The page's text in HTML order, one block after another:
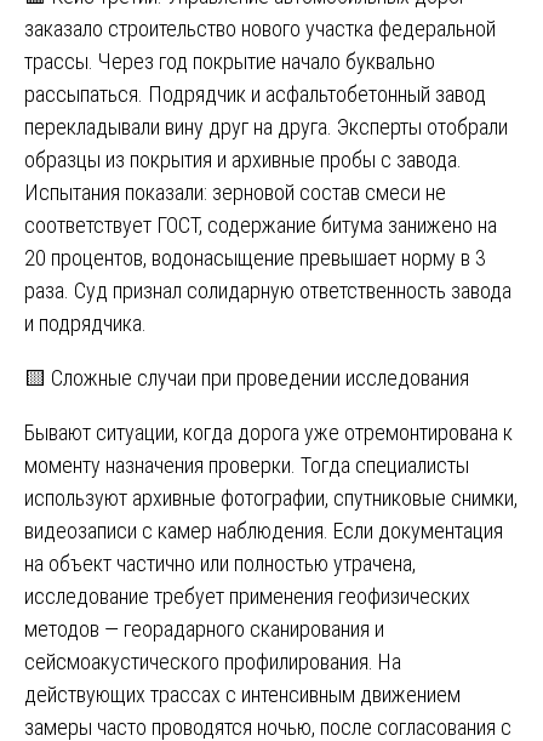
заказало строительство нового участка федеральной
трассы. Через год покрытие начало буквально
рассыпаться. Подрядчик и асфальтобетонный завод
перекладывали вину друг на друга. Эксперты отобрали
образцы из покрытия и архивные пробы с завода.
Испытания показали: зерновой состав смеси не
соответствует ГОСТ, содержание битума занижено на
20 процентов, водонасыщение превышает норму в 3
раза. Суд признал солидарную ответственность завода
и подрядчика.
🟨 Сложные случаи при проведении исследования
Бывают ситуации, когда дорога уже отремонтирована к
моменту назначения проверки. Тогда специалисты
используют архивные фотографии, спутниковые снимки,
видеозаписи с камер наблюдения. Если документация
на объект частично или полностью утрачена,
исследование требует применения геофизических
методов — георадарного сканирования и
сейсмоакустического профилирования. На
действующих трассах с интенсивным движением
замеры часто проводятся ночью, после согласования с